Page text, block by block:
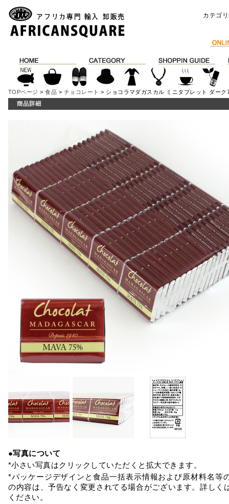
カテゴ
TOPページ >食品 > チョコレート > ショコラマダガスカル ミニタブレット ダー
●写真について
*小さい写真はクリックしていただくと拡大できます。
*パッケージデザインと食品一括表示情報および原材料名等
の内容は、予告なく変更されてる場合がございます。詳しく
ください。